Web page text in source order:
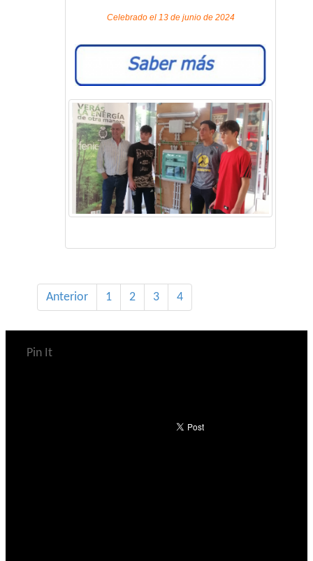
Celebrado el 13 de junio de 2024
Anterior 1 2 3 4
Pin It